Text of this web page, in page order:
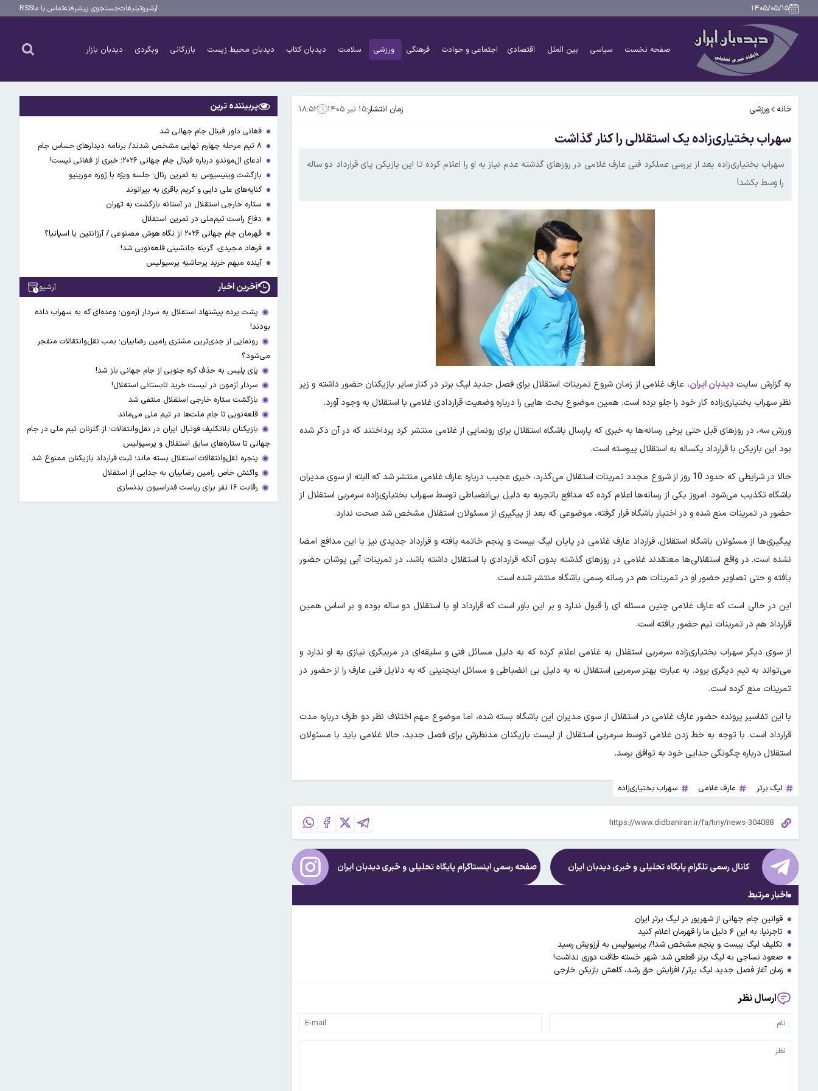
۱۴۰۵/۰۵/۱۵ آرشیوتبلیغاتجستجوی پیشرفتهتماس با ماRSS
صفحه نخست سیاسی بین الملل اقتصادی اجتماعی و حوادث فرهنگی ورزشی سلامت دیدبان کتاب دیدبان محیط زیست بازرگانی وبگردی دیدبان بازار
خانه ورزشی زمان انتشار:۱۵ تیر ۱۴۰۵ ۱۸:۵۲
سهراب بختیاری‌زاده یک استقلالی را کنار گذاشت
سهراب بختیاری‌زاده بعد از بررسی عملکرد فنی عارف غلامی در روزهای گذشته عدم نیاز به او را اعلام کرده تا این بازیکن پای قرارداد دو ساله
را وسط بکشد!
به گزارش سایت دیدبان ایران، عارف غلامی از زمان شروع تمرینات استقلال برای فصل جدید لیگ برتر در کنار سایر بازیکنان حضور داشته و زیر
نظر سهراب بختیاری‌زاده کار خود را جلو برده است. همین موضوع بحث هایی را درباره وضعیت قراردادی غلامی با استقلال به وجود آورد.
ورزش سه، در روزهای قبل حتی برخی رسانه‌ها به خبری که پارسال باشگاه استقلال برای رونمایی از غلامی منتشر کرد پرداختند که در آن ذکر شده
بود این بازیکن با قرارداد یکساله به استقلال پیوسته است.
حالا در شرایطی که حدود 10 روز از شروع مجدد تمرینات استقلال می‌گذرد، خبری عجیب درباره عارف غلامی منتشر شد که البته از سوی مدیران
باشگاه تکذیب می‌شود. امروز یکی از رسانه‌ها اعلام کرده که مدافع باتجربه به دلیل بی‌انضباطی توسط سهراب بختیاری‌زاده سرمربی استقلال از
حضور در تمرینات منع شده و در اختیار باشگاه قرار گرفته، موضوعی که بعد از پیگیری از مسئولان استقلال مشخص شد صحت ندارد.
پیگیری‌ها از مسئولان باشگاه استقلال، قرارداد عارف غلامی در پایان لیگ بیست و پنجم خاتمه یافته و قرارداد جدیدی نیز با این مدافع امضا
نشده است. در واقع استقلالی‌ها معتقدند غلامی در روزهای گذشته بدون آنکه قراردادی با استقلال داشته باشد، در تمرینات آبی پوشان حضور
یافته و حتی تصاویر حضور او در تمرینات هم در رسانه رسمی باشگاه منتشر شده است.
این در حالی است که عارف غلامی چنین مسئله ای را قبول ندارد و بر این باور است که قرارداد او با استقلال دو ساله بوده و بر اساس همین
قرارداد هم در تمرینات تیم حضور یافته است.
از سوی دیگر سهراب بختیاری‌زاده سرمربی استقلال به غلامی اعلام کرده که به دلیل مسائل فنی و سلیقه‌ای در مربیگری نیازی به او ندارد و
می‌تواند به تیم دیگری برود. به عبارت بهتر سرمربی استقلال نه به دلیل بی انضباطی و مسائل اینچنینی که به دلایل فنی عارف را از حضور در
تمرینات منع کرده است.
با این تفاسیر پرونده حضور عارف غلامی در استقلال از سوی مدیران این باشگاه بسته شده، اما موضوع مهم اختلاف نظر دو طرف درباره مدت
قرارداد است. با توجه به خط زدن غلامی توسط سرمربی استقلال از لیست بازیکنان مدنظرش برای فصل جدید، حالا غلامی باید با مسئولان
استقلال درباره چگونگی جدایی خود به توافق برسد.
لیگ برتر عارف غلامی سهراب بختیاری‌زاده
کانال رسمی تلگرام پایگاه تحلیلی و خبریدیدبان ایران صفحه رسمی اینستاگرام پایگاه تحلیلی و خبریدیدبان ایران
اخبار مرتبط
قوانین جام جهانی از شهریور در لیگ برتر ایران
تاجرنیا: به این ۶ دلیل ما را قهرمان اعلام کنید
تکلیف لیگ بیست و پنجم مشخص شد!/ پرسپولیس به آرزویش رسید
صعود نساجی به لیگ برتر قطعی شد؛ شهر خسته طاقت دوری نداشت!
زمان آغاز فصل جدید لیگ برتر/ افزایش حق رشد، کاهش بازیکن خارجی
ارسال نظر
پربیننده ترین
فغانی داور فینال جام جهانی شد
ادعای ال‌‍موندو درباره فینال جام جهانی ۲۰۲۶؛ خبری از فغانی نیست!
بازگشت وینیسیوس به تمرین رئال؛ جلسه ویژه با ژوزه مورینیو
کنایه‌های علی دایی و کریم باقری به بیرانوند
ستاره خارجی استقلال در آستانه بازگشت به تهران
دفاع راست تیم‌ملی در تمرین استقلال
قهرمان جام جهانی ۲۰۲۶ از نگاه هوش مصنوعی / آرژانتین یا اسپانیا؟
فرهاد مجیدی، گزینه جانشینی قلعه‌نویی شد!
آینده مبهم خرید پرحاشیه پرسپولیس
آخرین اخبار آرشیو
پشت پرده پیشنهاد استقلال به سردار آزمون؛ وعده‌ای که به سهراب داده
بودند!
رونمایی از جدی‌ترین مشتری رامین رضاییان؛ بمب نقل‌وانتقالات منفجر
می‌شود؟
پای پلیس به حذف کره جنوبی از جام جهانی باز شد!
سردار آزمون در لیست خرید تابستانی استقلال!
بازگشت ستاره خارجی استقلال منتفی شد
قلعه‌نویی تا جام ملت‌ها در تیم ملی می‌ماند
بازیکنان بلاتکلیف فوتبال ایران در نقل‌وانتقالات؛ از گلزنان تیم ملی در جام
جهانی تا ستاره‌های سابق استقلال و پرسپولیس
پنجره نقل‌وانتقالات استقلال بسته ماند؛ ثبت قرارداد بازیکنان ممنوع شد
واکنش خاص رامین رضاییان به جدایی از استقلال
رقابت ۱۶ نفر برای ریاست فدراسیون بدنسازی